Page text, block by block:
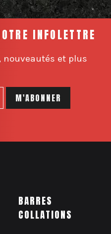
INFOLETTRE
nouveautés et plus
BARRES
COLLATIONS